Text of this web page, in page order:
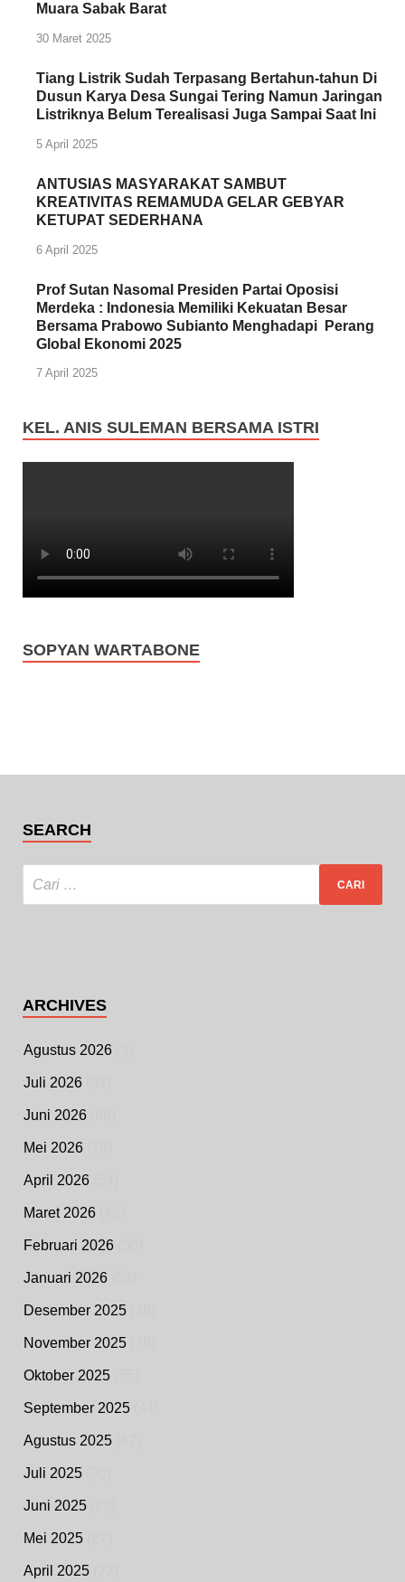
Muara Sabak Barat
30 Maret 2025
Tiang Listrik Sudah Terpasang Bertahun-tahun Di
Dusun Karya Desa Sungai Tering Namun Jaringan
Listriknya Belum Terealisasi Juga Sampai Saat Ini
5 April 2025
ANTUSIAS MASYARAKAT SAMBUT
KREATIVITAS REMAMUDA GELAR GEBYAR
KETUPAT SEDERHANA
6 April 2025
Prof Sutan Nasomal Presiden Partai Oposisi
Merdeka : Indonesia Memiliki Kekuatan Besar
Bersama Prabowo Subianto Menghadapi Perang
Global Ekonomi 2025
7 April 2025
KEL. ANIS SULEMAN BERSAMA ISTRI
SOPYAN WARTABONE
SEARCH
ARCHIVES
Agustus 2026
Juli 2026
Juni 2026
Mei 2026
April 2026
Maret 2026
Februari 2026
Januari 2026
Desember 2025
November 2025
Oktober 2025
September 2025
Agustus 2025
Juli 2025
Juni 2025
Mei 2025
April 2025